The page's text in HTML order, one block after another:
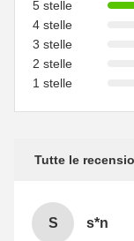
5 stelle
4 stelle
3 stelle
2 stelle
1 stelle
Tutte le
S s*n